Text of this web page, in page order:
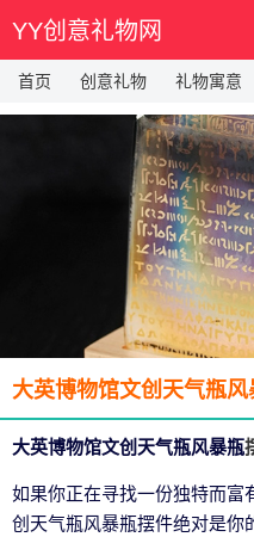
YY创意礼物网
首页 创意礼物 礼物寓意
大英博物馆文创天气瓶
大英博物馆文创天气瓶风暴瓶
如果你正在寻找一份独特而富
创天气瓶风暴瓶摆件绝对是你